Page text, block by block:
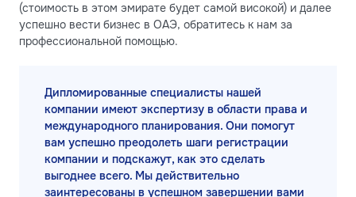
(стоимость в этом эмирате будет самой високой) и далее
успешно вести бизнес в ОАЭ, обратитесь к нам за
профессиональной помощью.
Дипломированные специалисты нашей
компании имеют экспертизу в области права и
международного планирования. Они помогут
вам успешно преодолеть шаги регистрации
компании и подскажут, как это сделать
выгоднее всего. Мы действительно
заинтересованы в успешном завершении вами